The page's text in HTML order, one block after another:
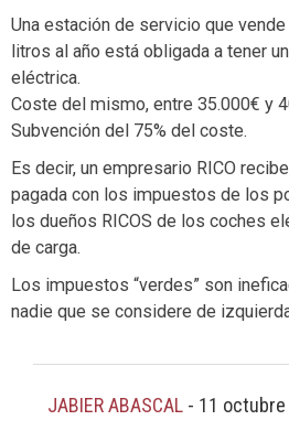
Una estación de servicio que
litros al año está obligada a tener
eléctrica.
Coste del mismo, entre 35.000€ y
Subvención del 75% del coste.
Es decir, un empresario RICO
pagada con los impuestos de los
los dueños RICOS de los coches
de carga.
Los impuestos “verdes” son
nadie que se considere de
JABIER ABASCAL - 11